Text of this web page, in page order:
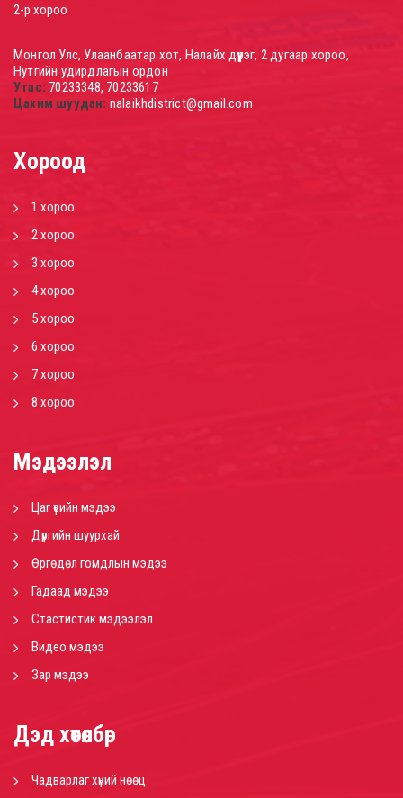
2-р хороо
Монгол Улс, Улаанбаатар хот, Налайх дүүрэг, 2 дугаар хороо,
Нутгийн удирдлагын ордон
Утас: 70233348, 70233617
Цахим шуудан: nalaikhdistrict@gmail.com
Хороод
1 хороо
2 хороо
3 хороо
4 хороо
5 хороо
6 хороо
7 хороо
8 хороо
Мэдээлэл
Цаг үеийн мэдээ
Дүүргийн шуурхай
Өргөдөл гомдлын мэдээ
Гадаад мэдээ
Стастистик мэдээлэл
Видео мэдээ
Зар мэдээ
Дэд хөтөлбөр
Чадварлаг хүний нөөц